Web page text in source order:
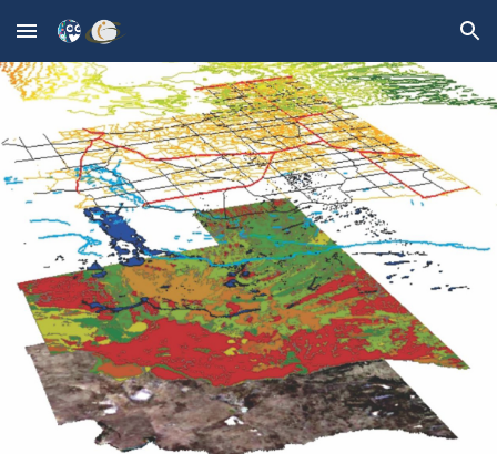
Skip to main content Skip to navigation